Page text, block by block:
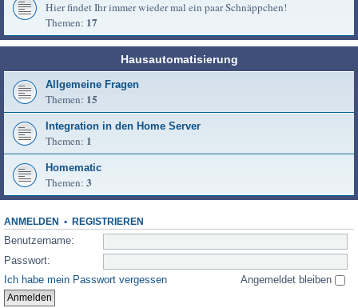
Hier findet Ihr immer wieder mal ein paar Schnäppchen!
Themen: 17
Hausautomatisierung
Allgemeine Fragen
Themen: 15
Integration in den Home Server
Themen: 1
Homematic
Themen: 3
ANMELDEN • REGISTRIEREN
Benutzername:
Passwort:
Ich habe mein Passwort vergessen
Angemeldet bleiben